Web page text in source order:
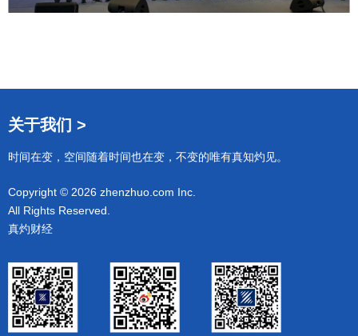
关于我们 >
时间在变，空间随着时间也在变，不变的唯有真知灼见。
Copyright © 2026 zhenzhuo.com Inc.
All Rights Reserved.
真灼财经